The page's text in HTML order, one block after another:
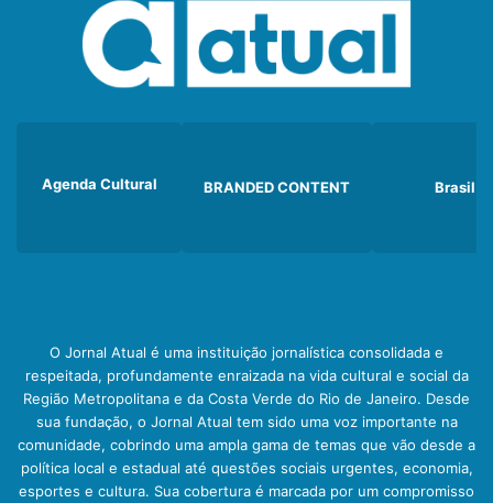
Agenda Cultural BRANDED CONTENT Brasil
O Jornal Atual é uma instituição jornalística consolidada e
respeitada, profundamente enraizada na vida cultural e social da
Região Metropolitana e da Costa Verde do Rio de Janeiro. Desde
sua fundação, o Jornal Atual tem sido uma voz importante na
comunidade, cobrindo uma ampla gama de temas que vão desde a
política local e estadual até questões sociais urgentes, economia,
esportes e cultura. Sua cobertura é marcada por um compromisso